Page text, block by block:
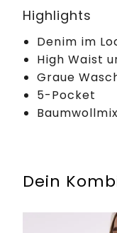
Highlights
Denim im
High Waist
Graue
5-Pocket
Dein